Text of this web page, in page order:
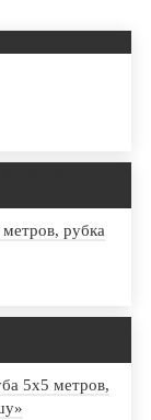
рубка
5х5 метров,